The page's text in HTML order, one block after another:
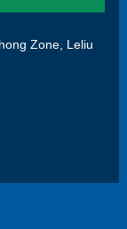
Zone, Leliu